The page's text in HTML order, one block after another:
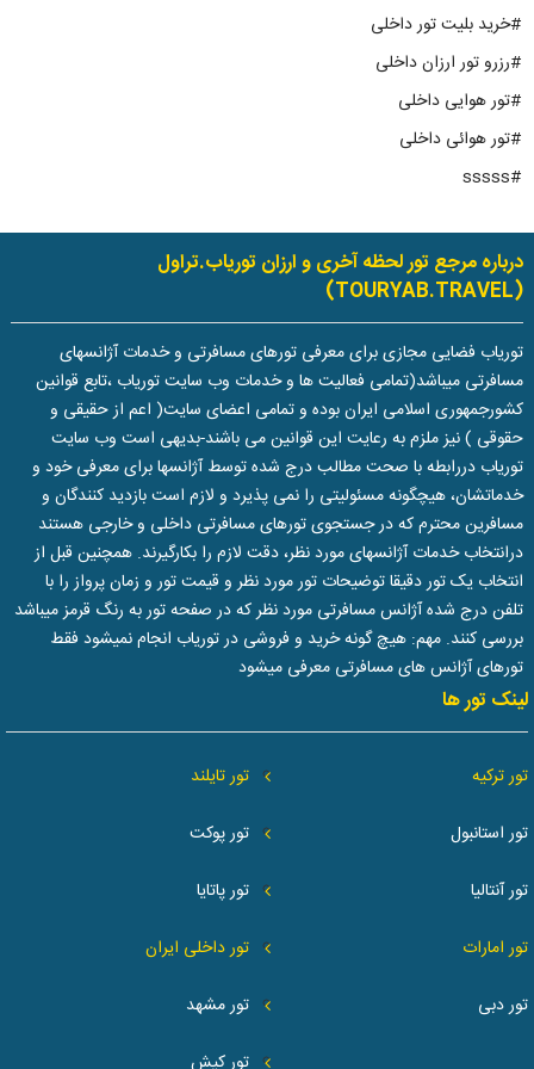
#خرید بلیت تور داخلی
#رزرو تور ارزان داخلی
#تور هوایی داخلی
#تور هوائی داخلی
#sssss
درباره مرجع تور لحظه آخری و ارزان توریاب.تراول
(TOURYAB.TRAVEL)
توریاب فضایی مجازی برای معرفی تورهای مسافرتی و خدمات آژانسهای
مسافرتی میباشد(تمامی فعالیت ها و خدمات وب سایت توریاب ،تابع قوانین
کشورجمهوری اسلامی ایران بوده و تمامی اعضای سایت( اعم از حقیقی و
حقوقی ) نیز ملزم به رعایت این قوانین می باشند-بدیهی است وب سایت
توریاب دررابطه با صحت مطالب درج شده توسط آژانسها برای معرفی خود و
خدماتشان، هیچگونه مسئولیتی را نمی پذیرد و لازم است بازدید کنندگان و
مسافرین محترم که در جستجوی تورهای مسافرتی داخلی و خارجی هستند
درانتخاب خدمات آژانسهای مورد نظر، دقت لازم را بکارگیرند. همچنین قبل از
انتخاب یک تور دقیقا توضیحات تور مورد نظر و قیمت تور و زمان پرواز را با
تلفن درج شده آژانس مسافرتی مورد نظر که در صفحه تور به رنگ قرمز میباشد
بررسی کنند. مهم: هیچ گونه خرید و فروشی در توریاب انجام نمیشود فقط
تورهای آژانس های مسافرتی معرفی میشود
لینک تور ها
تور ترکیه
تور استانبول
تور آنتالیا
تور تایلند
تور پوکت
تور پاتایا
تور امارات
تور دبی
تور داخلی ایران
تور مشهد